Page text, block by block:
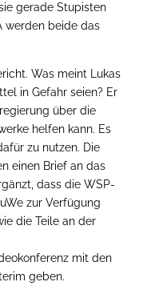
gerade Stupisten
werden beide das
Was meint Lukas
in Gefahr seien? Er
über die
helfen kann. Es
zu nutzen. Die
einen Brief an das
dass die WSP-
zur Verfügung
die Teile an der
mit den
geben.